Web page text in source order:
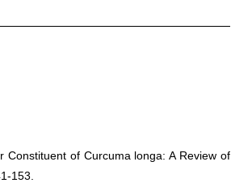
of Curcuma longa: A Review of
153.